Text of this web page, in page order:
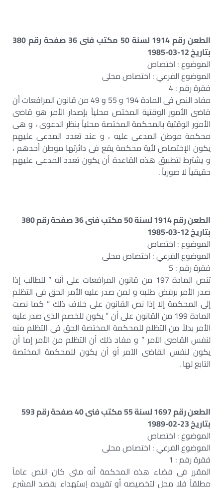
الطعن رقم 1914 لسنة 50 مكتب فنى 36 صفحة رقم 380
بتاريخ 12-03-1985
الموضوع : اختصاص
الموضوع الفرعي : اختصاص محلى
فقرة رقم : 4
مفاد النص فى المادة 194 و 55 و 49 من قانون المرافعات أن
قاضى الأمور الوقتية المختص محلياً بإصدار الأمر هو قاضى
الأمور الوقتية بالمحكمة المختصة محلياً بنظر الدعوى ، و هى
محكمة موطن المدعى عليه ، و عند تعدد المدعى عليهم
يكون الإختصاص لأية محكمة يقع فى دائرتها موطن أحدهم ،
و يشترط لتطبيق هذه القاعدة أن يكون تعدد المدعى عليهم
حقيقياً لا صورياً .
الطعن رقم 1914 لسنة 50 مكتب فنى 36 صفحة رقم 380
بتاريخ 12-03-1985
الموضوع : اختصاص
الموضوع الفرعي : اختصاص محلى
فقرة رقم : 5
تنص المادة 197 من قانون المرافعات على أنه ” للطالب إذا
صدر الأمر برفض طلبه و لمن صدر عليه الأمر الحق فى التظلم
إلى المحكمة إلا إذا نص القانون على خلاف ذلك ” كما نصت
المادة 199 من القانون على أن ” يكون للخصم الذى صدر عليه
الأمر بدلاً من التظلم للمحكمة المختصة الحق فى التظلم منه
لنفس القاضى الآمر ” و مفاد ذلك أن التظلم من الأمر إما أن
يكون لنفس القاضى الآمر أو أن يكون للمحكمة المختصة
التابع لها .
الطعن رقم 1697 لسنة 55 مكتب فنى 40 صفحة رقم 593
بتاريخ 23-02-1989
الموضوع : اختصاص
الموضوع الفرعي : اختصاص محلى
فقرة رقم : 1
المقرر فى قضاء هذه المحكمة أنه متى كان النص عاماً
مطلقاً فلا محل لتخصيصه أو تقييده إستهداء بقصد المشرع